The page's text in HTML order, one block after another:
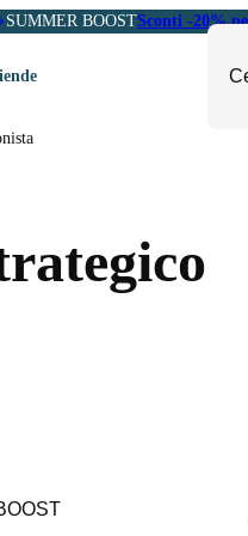
SUMMER BOOSTSconti -20%
e Soft Skills
Management